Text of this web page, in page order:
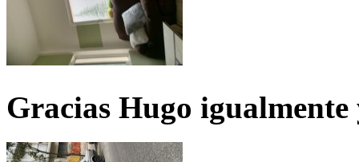
Gracias Hugo igualmente